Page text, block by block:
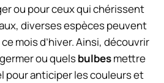
ou pour ceux qui chérissent
diverses espèces peuvent
mois d’hiver. Ainsi, découvrir
ou quelsbulbesmettre
pour anticiper les couleurs et